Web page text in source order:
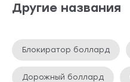
Другие названия
Блокиратор боллард
Дорожный боллард